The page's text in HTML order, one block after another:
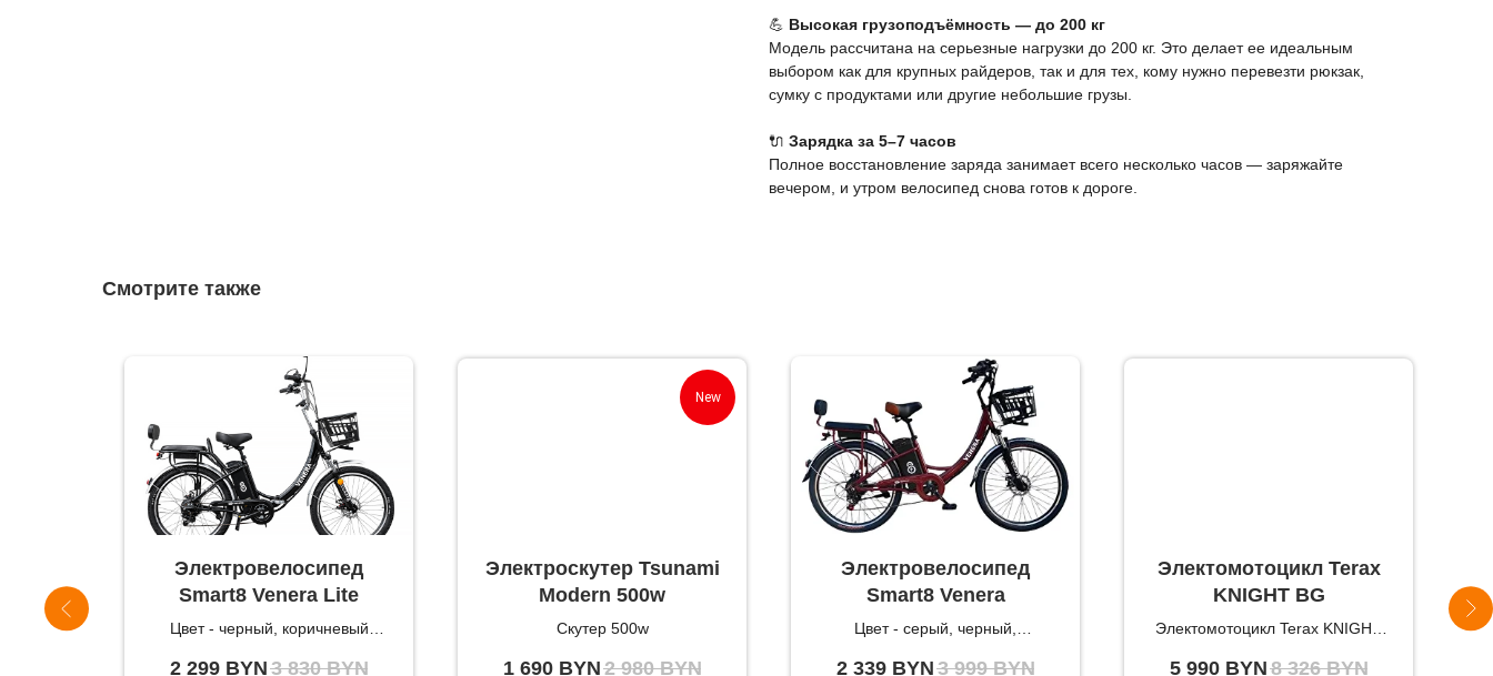
💪 Высокая грузоподъёмность — до 200 кг
Модель рассчитана на серьезные нагрузки до 200 кг. Это делает ее идеальным
выбором как для крупных райдеров, так и для тех, кому нужно перевезти рюкзак,
сумку с продуктами или другие небольшие грузы.
🔌 Зарядка за 5–7 часов
Полное восстановление заряда занимает всего несколько часов — заряжайте
вечером, и утром велосипед снова готов к дороге.
Смотрите также
Электровелосипед
Smart8 Venera Lite
Цвет - черный, коричневый
2 299 BYN3 830 BYN
New
Электроскутер Tsunami
Modern 500w
Скутер 500w
1 690 BYN2 980 BYN
Электровелосипед
Smart8 Venera
Цвет - серый, черный,
2 339 BYN3 999 BYN
Электомотоцикл Terax
KNIGHT BG
Электомотоцикл Terax KNIGHT
5 990 BYN8 326 BYN